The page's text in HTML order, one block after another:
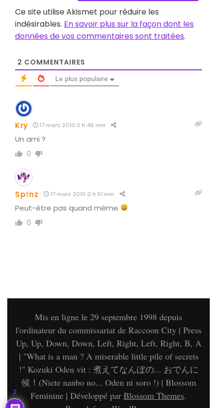
Ce site utilise Akismet pour réduire les
indésirables. En savoir plus sur la façon dont les
données de vos commentaires sont traitées.
2 COMMENTAIRES
Le plus populaire
Kry 17 mars 2010 0 h 46 min
Un ami ?
0
Sp!nz 17 mars 2010 0 h 51 min
Peut-être pas quand même
0
Mis en ligne le 29 septembre 1998 depuis
l'ordinateur du commissariat de Raccoon City | Press
Up, Up, Down, Down, Left, Right, Left, Right, B, A
| "What is a man ? A miserable little pile of secrets
!" Kozuki Oden vit : 煮えてなんぼの... おでんに
候！(Niete nanbo no... Oden ni soro !) | Blossom
Feminine | Développé par Blossom Themes.
2